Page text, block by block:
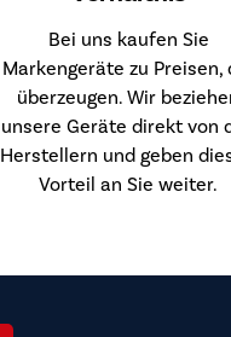
Bei uns kaufen Sie
Markengeräte zu Preisen,
überzeugen. Wir
unsere Geräte direkt von
Herstellern und geben
Vorteil an Sie weiter.